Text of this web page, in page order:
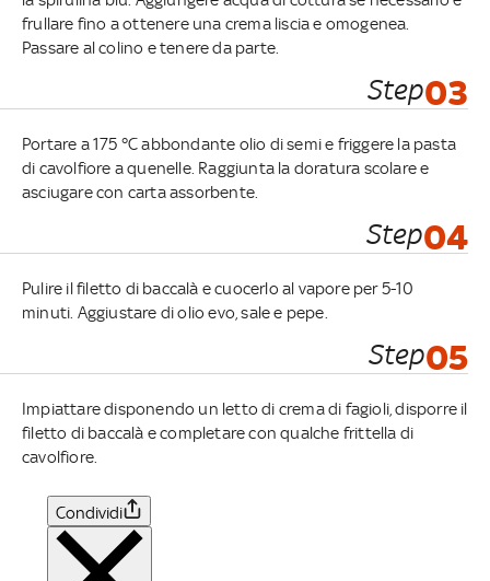
frullare fino a ottenere una crema liscia e omogenea.
Passare al colino e tenere da parte.
Step03
Portare a 175 °C abbondante olio di semi e friggere la pasta
di cavolfiore a quenelle. Raggiunta la doratura scolare e
asciugare con carta assorbente.
Step04
Pulire il filetto di baccalà e cuocerlo al vapore per 5-10
minuti. Aggiustare di olio evo, sale e pepe.
Step05
Impiattare disponendo un letto di crema di fagioli, disporre il
filetto di baccalà e completare con qualche frittella di
cavolfiore.
Condividi